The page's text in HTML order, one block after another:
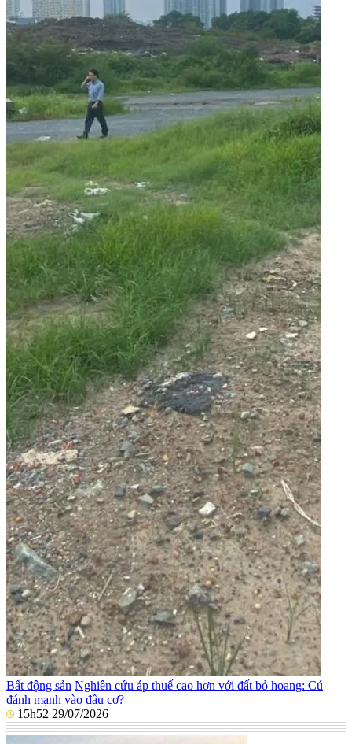
Bất động sản Nghiên cứu áp thuế cao hơn với đất bỏ hoang: Cú
đánh mạnh vào đầu cơ?
15h52 29/07/2026